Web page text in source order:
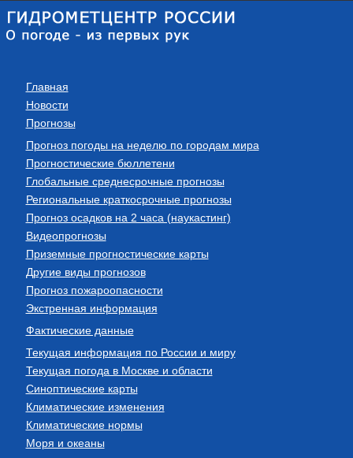
Главная
Новости
Прогнозы
Прогноз погоды на неделю по городам мира
Прогностические бюллетени
Глобальные среднесрочные прогнозы
Региональные краткосрочные прогнозы
Прогноз осадков на 2 часа (наукастинг)
Видеопрогнозы
Приземные прогностические карты
Другие виды прогнозов
Прогноз пожароопасности
Экстренная информация
Фактические данные
Текущая информация по России и миру
Текущая погода в Москве и области
Синоптические карты
Климатические изменения
Климатические нормы
Моря и океаны